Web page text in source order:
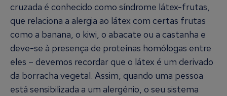
cruzada é conhecido como síndrome látex-frutas,
que relaciona a alergia ao látex com certas frutas
como a banana, o kiwi, o abacate ou a castanha e
deve-se à presença de proteínas homólogas entre
eles – devemos recordar que o látex é um derivado
da borracha vegetal. Assim, quando uma pessoa
está sensibilizada a um alergénio, o seu sistema